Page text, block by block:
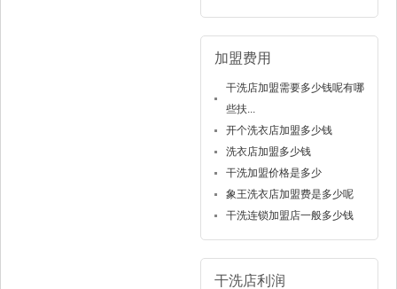
加盟费用
干洗店加盟需要多少钱呢有哪
些扶...
开个洗衣店加盟多少钱
洗衣店加盟多少钱
干洗加盟价格是多少
象王洗衣店加盟费是多少呢
干洗连锁加盟店一般多少钱
干洗店利润